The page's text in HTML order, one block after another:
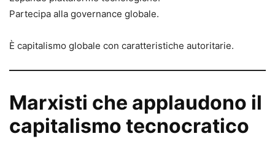
Partecipa alla governance globale.
È capitalismo globale con caratteristiche autoritarie.
Marxisti che applaudono il
capitalismo tecnocratico